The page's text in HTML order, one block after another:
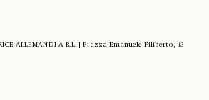
ALLEMANDI A R.L. | Piazza Emanuele Filiberto, 13